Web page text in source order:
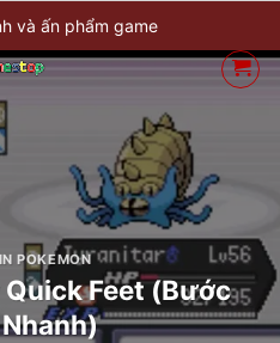
và ấn phẩm game
POKEMON
Feet (Bước